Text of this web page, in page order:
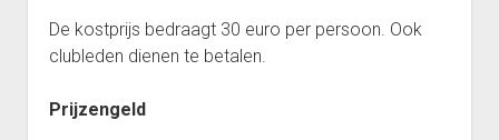
Interclub 2023-2024: Uitslagen ploeg Gambiet Opwijk 6
(Afdeling 5O)
Reeks 1 2012-2013
De kostprijs bedraagt 30 euro per persoon. Ook
clubleden dienen te betalen.
Prijzengeld